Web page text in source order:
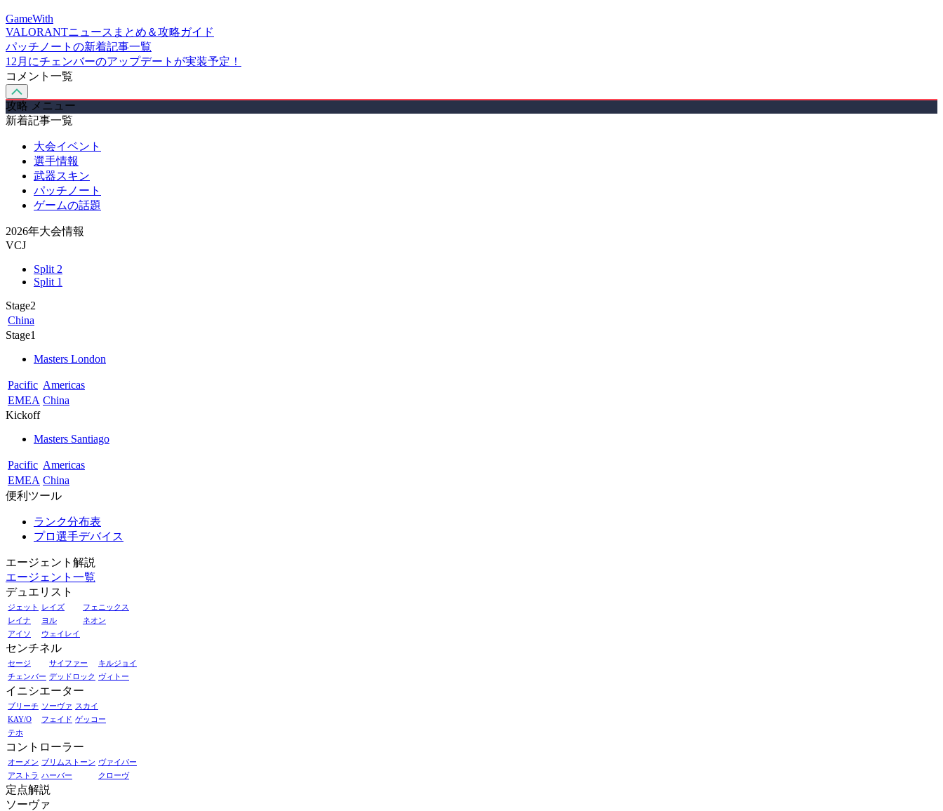
GameWith
VALORANTニュースまとめ＆攻略ガイド
パッチノートの新着記事一覧
12月にチェンバーのアップデートが実装予定！
コメント一覧
攻略 メニュー
新着記事一覧
大会イベント
選手情報
武器スキン
パッチノート
ゲームの話題
2026年大会情報
VCJ
Split 2
Split 1
Stage2
China
Stage1
Masters London
Pacific Americas
EMEA China
Kickoff
Masters Santiago
Pacific Americas
EMEA China
便利ツール
ランク分布表
プロ選手デバイス
エージェント解説
エージェント一覧
デュエリスト
ジェット レイズ
フェニックス
レイナ
ヨル
ネオン
アイソ
ウェイレイ
センチネル
セージ サイファー
キルジョイ
チェンバー デッドロック ヴィトー
イニシエーター
ブリーチ ソーヴァ スカイ
KAY/O
フェイド ゲッコー
テホ
コントローラー
オーメン ブリムストーン ヴァイパー
アストラ ハーバー クローヴ
定点解説
ソーヴァ